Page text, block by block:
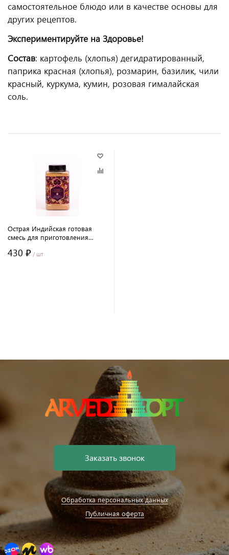
самостоятельное блюдо или в качестве основы для
других рецептов.
Экспериментируйте на Здоровье!
Состав: картофель (хлопья) дегидратированный,
паприка красная (хлопья), розмарин, базилик, чили
красный, куркума, кумин, розовая гималайская
соль.
Острая Индийская готовая
смесь для приготовления
пл/банка / Marc Ji Products®
430 ₽ / шт
Заказать звонок
Обработка персональных данных
Публичная оферта